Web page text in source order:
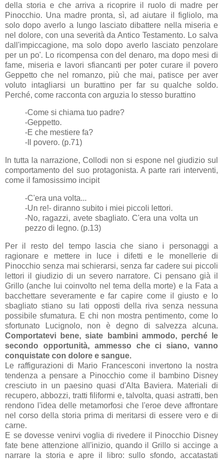
della storia e che arriva a ricoprire il ruolo di madre per
Pinocchio. Una madre pronta, sì, ad aiutare il figliolo, ma
solo dopo averlo a lungo lasciato dibattere nella miseria e
nel dolore, con una severità da Antico Testamento. Lo salva
dall'impiccagione, ma solo dopo averlo lasciato penzolare
per un po'. Lo ricompensa con del denaro, ma dopo mesi di
fame, miseria e lavori sfiancanti per poter curare il povero
Geppetto che nel romanzo, più che mai, patisce per aver
voluto intagliarsi un burattino per far su qualche soldo.
Perché, come racconta con arguzia lo stesso burattino
-Come si chiama tuo padre?
-Geppetto.
-E che mestiere fa?
-Il povero. (p.71)
In tutta la narrazione, Collodi non si espone nel giudizio sul
comportamento del suo protagonista. A parte rari interventi,
come il famosissimo incipit
-C'era una volta...
-Un re!- diranno subito i miei piccoli lettori.
-No, ragazzi, avete sbagliato. C'era una volta un
pezzo di legno. (p.13)
Per il resto del tempo lascia che siano i personaggi a
ragionare e mettere in luce i difetti e le monellerie di
Pinocchio senza mai schierarsi, senza far cadere sui piccoli
lettori il giudizio di un severo narratore. Ci pensano già il
Grillo (anche lui coinvolto nel tema della morte) e la Fata a
bacchettare severamente e far capire come il giusto e lo
sbagliato stiano su lati opposti della riva senza nessuna
possibile sfumatura. E chi non mostra pentimento, come lo
sfortunato Lucignolo, non è degno di salvezza alcuna.
Comportatevi bene, siate bambini ammodo, perché le
secondo opportunità, ammesso che ci siano, vanno
conquistate con dolore e sangue.
Le raffigurazioni di Mario Francesconi invertono la nostra
tendenza a pensare a Pinocchio come il bambino Disney
cresciuto in un paesino quasi d'Alta Baviera. Materiali di
recupero, abbozzi, tratti filiformi e, talvolta, quasi astratti, ben
rendono l'idea delle metamorfosi che l'eroe deve affrontare
nel corso della storia prima di meritarsi di essere vero e di
carne.
E se dovesse venirvi voglia di rivedere il Pinocchio Disney
fate bene attenzione all'inizio, quando il Grillo si accinge a
narrare la storia e apre il libro: sullo sfondo, accatastati